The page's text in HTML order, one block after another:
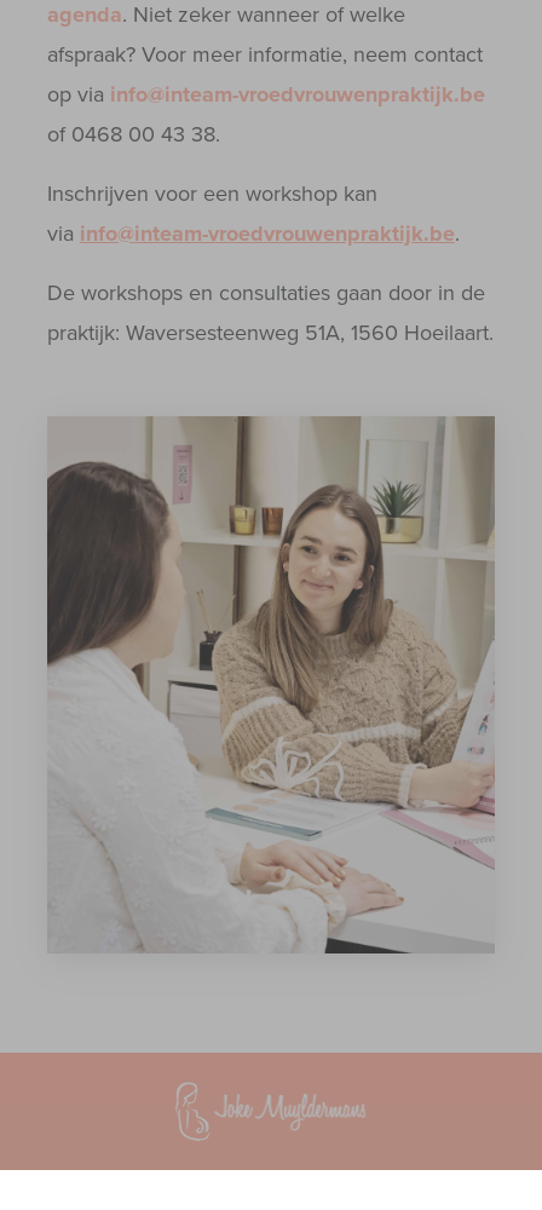
agenda​​​​​​​. Niet zeker wanneer of welke
afspraak? Voor meer informatie, neem contact
op via info@inteam-vroedvrouwenpraktijk.be
of 0468 00 43 38.
Inschrijven voor een workshop kan
via info@inteam-vroedvrouwenpraktijk.be.
De workshops en consultaties gaan door in de
praktijk: Waversesteenweg 51A, 1560 Hoeilaart.